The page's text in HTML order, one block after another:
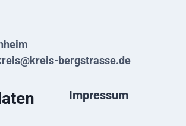
bergstrasse.de
Impressum